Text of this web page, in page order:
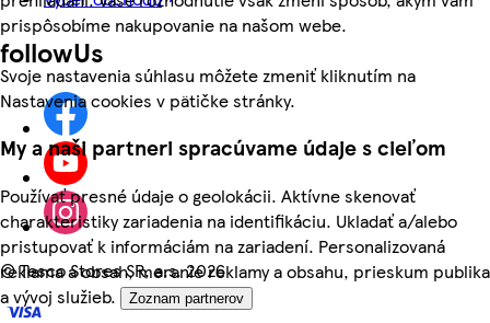
prispôsobíme nakupovanie na našom webe.
Svoje nastavenia súhlasu môžete zmeniť kliknutím na
Nastavenia cookies v pätičke stránky.
My a naši partneri spracúvame údaje s cieľom
Používať presné údaje o geolokácii. Aktívne skenovať
charakteristiky zariadenia na identifikáciu. Ukladať a/alebo
pristupovať k informáciám na zariadení. Personalizovaná
reklama a obsah, meranie reklamy a obsahu, prieskum publika
a vývoj služieb.
Zoznam partnerov
followUs
©Tesco Stores SR, a.s. 2026